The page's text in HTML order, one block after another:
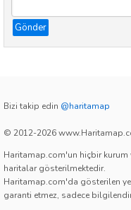
Gönder
Bizi takip edin @haritamap
© 2012-2026
Haritamap.com'un hiçbir
haritalar gösterilmektedir.
Haritamap.com'da gösterilen
garanti etmez, sadece